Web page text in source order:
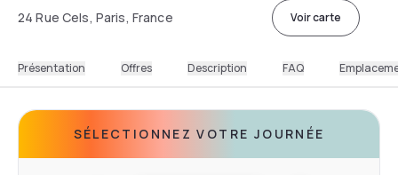
24 Rue Cels, Paris, France Voir carte
Présentation Offres Description FAQ
SÉLECTIONNEZ VOTRE JOURNÉE